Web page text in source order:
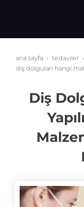
ana sayfa tedaviler
diş dolguları hangi
Diş